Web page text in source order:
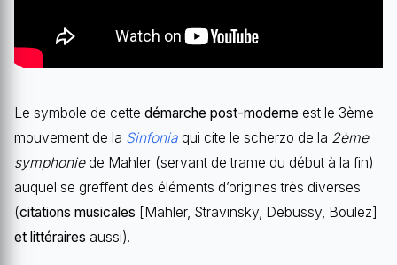
Le symbole de cette démarche post-moderne est le 3ème
mouvement de la Sinfonia qui cite le scherzo de la 2ème
symphoniede Mahler (servant de trame du début à la fin)
auquel se greffent des éléments d’origines très diverses
(citations musicales [Mahler, Stravinsky, Debussy, Boulez]
et littéraires aussi).